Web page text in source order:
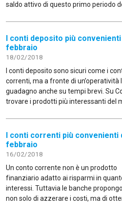
saldo attivo di questo primo periodo
I conti deposito più
febbraio
18/02/2018
I conti deposito sono sicuri come i
correnti, ma a fronte di
guadagno anche su tempi brevi. Su
trovare i prodotti più interessanti del
I conti correnti più convenienti
febbraio
16/02/2018
Un conto corrente non è un prodotto
finanziario adatto ai risparmi in
interessi. Tuttavia le banche
non solo di azzerare i costi, ma di